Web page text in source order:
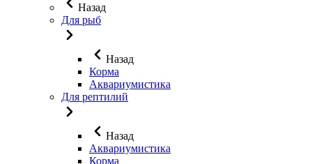
Назад
Для рыб
Назад
Корма
Аквариумистика
Для рептилий
Назад
Аквариумистика
Корма